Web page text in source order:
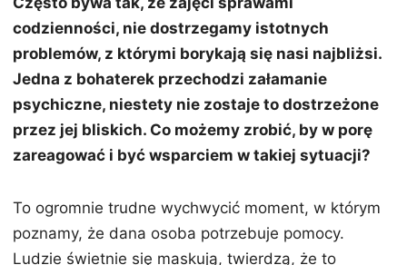
codzienności, nie dostrzegamy istotnych
problemów, z którymi borykają się nasi najbliżsi.
Jedna z bohaterek przechodzi załamanie
psychiczne, niestety nie zostaje to dostrzeżone
przez jej bliskich. Co możemy zrobić, by w porę
zareagować i być wsparciem w takiej sytuacji?
To ogromnie trudne wychwycić moment, w którym
poznamy, że dana osoba potrzebuje pomocy.
Ludzie świetnie się maskują, twierdzą, że to